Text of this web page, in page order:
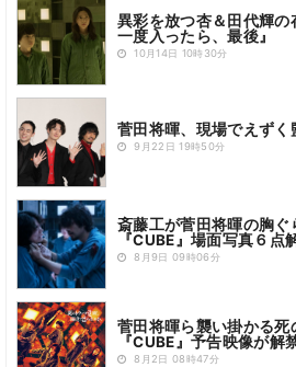
異彩を放つ杏＆田代輝の
一度入ったら、最後』
10月14日 10時30分
菅田将暉、現場でえずく
9月22日 19時50分
斎藤工が菅田将暉の胸ぐ
『CUBE』場面写真６点
8月9日 09時06分
菅田将暉ら襲い掛かる
『CUBE』予告映像が解
8月2日 08時47分